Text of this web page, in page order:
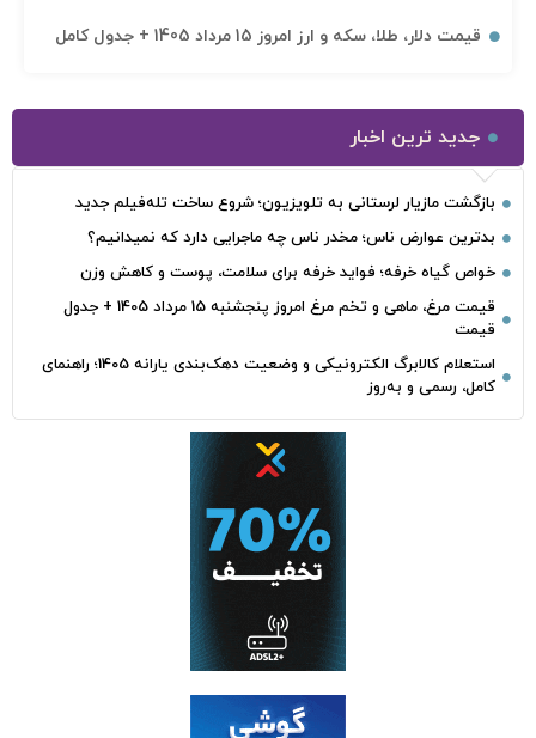
قیمت دلار، طلا، سکه و ارز امروز 15 مرداد 1405 + جدول کامل
جدید ترین اخبار
بازگشت مازیار لرستانی به تلویزیون؛ شروع ساخت تله‌فیلم جدید
بدترین عوارض ناس؛ مخدر ناس چه ماجرایی دارد که نمیدانیم؟
خواص گیاه خرفه؛ فواید خرفه برای سلامت، پوست و کاهش وزن
قیمت مرغ، ماهی و تخم مرغ امروز پنجشنبه 15 مرداد 1405 + جدول
قیمت
استعلام کالابرگ الکترونیکی و وضعیت دهک‌بندی یارانه 1405؛ راهنمای
کامل، رسمی و به‌روز